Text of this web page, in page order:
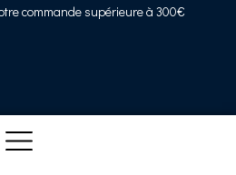
commande supérieure à 300€